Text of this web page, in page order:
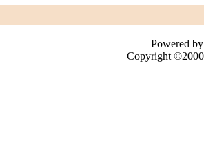
Powered
Copyright ©2000